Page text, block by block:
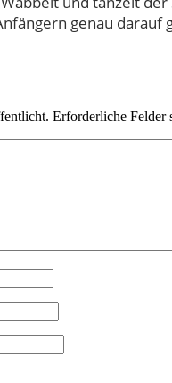
genau darauf
Erforderliche Felder